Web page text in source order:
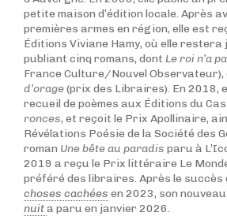
petite maison d’édition locale. Après
premières armes en région, elle est
Éditions Viviane Hamy, où elle restera
publiant cinq romans, dont Le roi n’a
France Culture/Nouvel Observateur),
d’orage(prix des Libraires). En 2018,
recueil de poèmes aux Éditions du
ronces, et reçoit le Prix Apollinaire,
Révélations Poésie de la Société des
roman Une bête au paradis paru à
2019 a reçu le Prix littéraire Le
préféré des libraires. Après le succès
choses cachées en 2023, son
nuita paru en janvier 2026.